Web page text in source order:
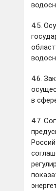
4.5.
4.6.
в
4.7.